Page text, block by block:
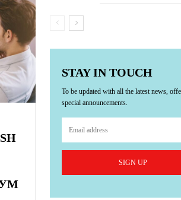
STAY IN TOUCH
To be updated with all the latest news,
special announcements.
SIGN UP